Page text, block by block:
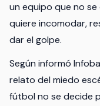
un equipo que no
quiere incomodar,
dar el golpe.
Según informó
relato del miedo
fútbol no se decide